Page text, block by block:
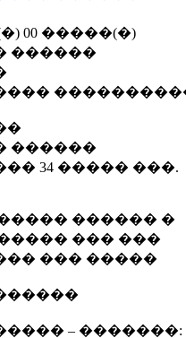
00 �����(�)
������
������
34 ����� ���.
������ �
��� ���
��� �����
– �������: